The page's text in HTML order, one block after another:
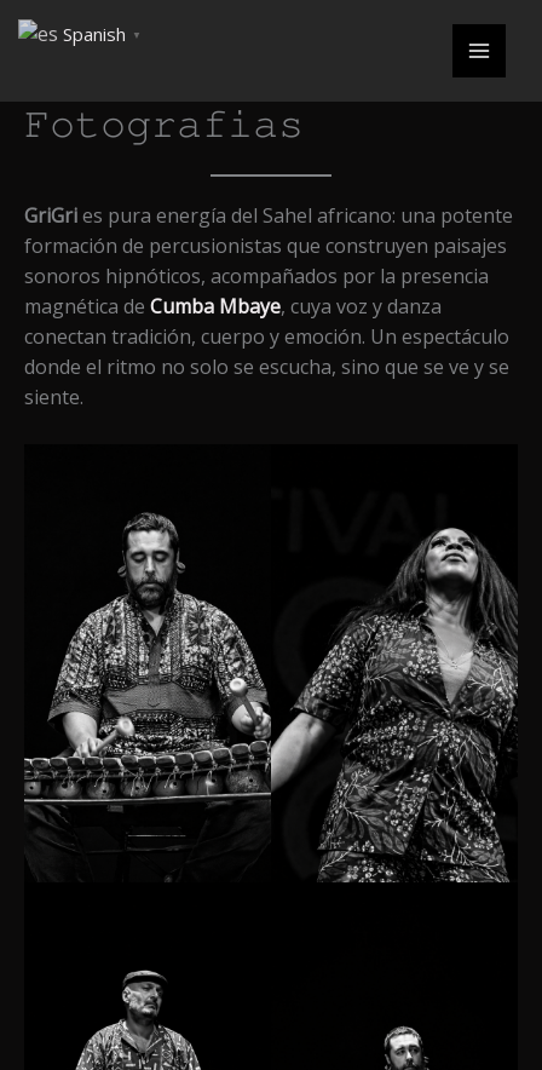
𝙵𝚘𝚝𝚘𝚐𝚛𝚊𝚏𝚒𝚊𝚜
GriGries pura energía del Sahel africano: una potente
formación de percusionistas que construyen paisajes
sonoros hipnóticos, acompañados por la presencia
magnética de Cumba Mbaye, cuya voz y danza
conectan tradición, cuerpo y emoción. Un espectáculo
donde el ritmo no solo se escucha, sino que se ve y se
siente.
Spanish ▼